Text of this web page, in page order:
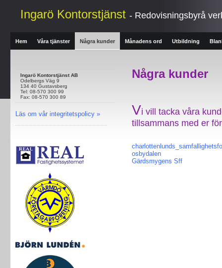
Ingarö Kontorstjänst - Redovisningsbyrå
Hem Våra tjänster Några kunder Månadens ord Utbildning
Ingarö Kontorstjänst AB
Odelbergs Väg 9
134 40 Gustavsberg
Tel: 08-570 300 99
Fax: 08-570 300 89
Läs om vår integritetspolicy »
Några kunder
Vi vill tacka våra
tillsammans med er
osbydalen
Gärdsmygens Sff